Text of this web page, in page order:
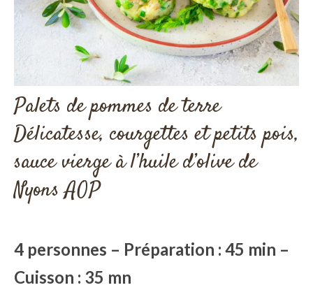
Palets de pommes de terre
Délicatesse, courgettes et petits pois,
sauce vierge à l’huile d’olive de
Nyons AOP
4 personnes – Préparation : 45 min –
Cuisson : 35 mn